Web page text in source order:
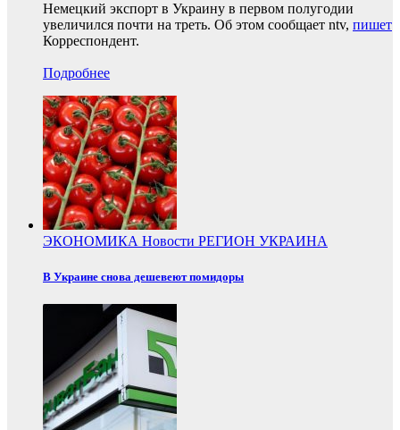
Немецкий экспорт в Украину в первом полугодии
увеличился почти на треть. Об этом сообщает ntv, пишет
Корреспондент.
Подробнее
ЭКОНОМИКА Новости РЕГИОН УКРАИНА
В Украине снова дешевеют помидоры